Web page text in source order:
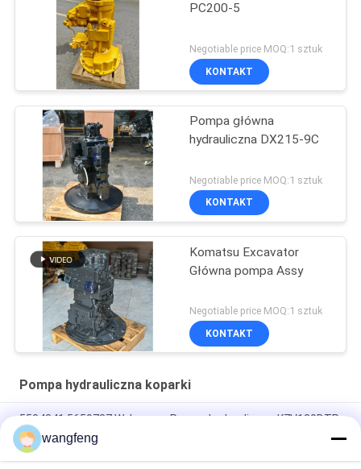
PC200-5
Negotiable price MOQ:1 sztuk
KONTAKT
Pompa główna
hydrauliczna DX215-9C
Negotiable price MOQ:1 sztuk
KONTAKT
Komatsu Excavator
Główna pompa Assy
Negotiable price MOQ:1 sztuk
KONTAKT
Pompa hydrauliczna koparki
5504341 5659737 Wykopacz Pompy hydrauliczne K7V180DTP
Do E336 E336GC 380DK
5319886 531-9886 TQ Hydraulic Pump, 320GC 323GC
wangfeng